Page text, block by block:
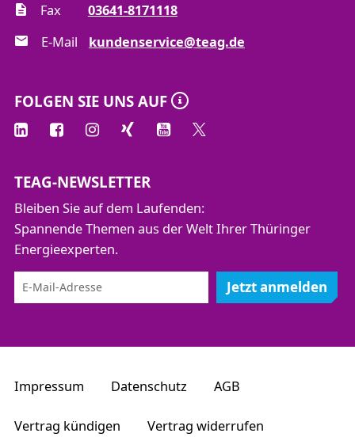
Fax
03641-8171118
E-Mail
kundenservice@teag.de
FOLGEN SIE UNS AUF
TEAG-NEWSLETTER
Bleiben Sie auf dem Laufenden:
Spannende Themen aus der Welt Ihrer Thüringer
Energieexperten.
Jetzt anmelden
Impressum Datenschutz AGB
Vertrag kündigen Vertrag widerrufen